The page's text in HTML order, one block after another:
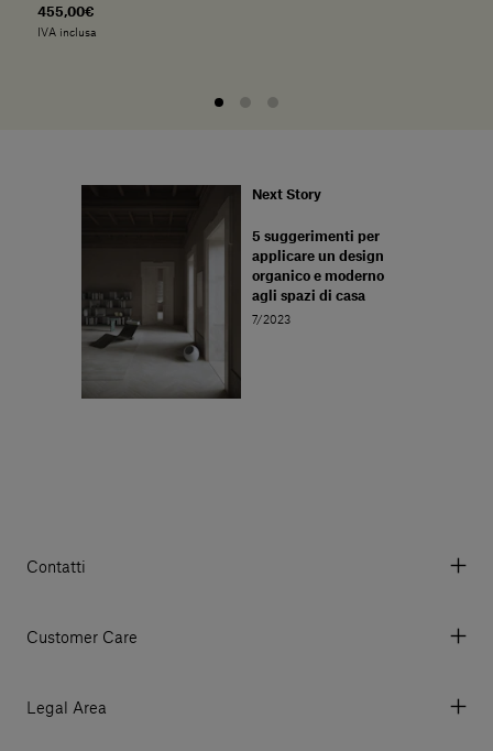
455,00€
IVA inclusa
Next Story
5 suggerimenti per
applicare un design
organico e moderno
agli spazi di casa
7/2023
Contatti
© 2026 Salvatori
Customer Care
I miei ordini
Legal Area